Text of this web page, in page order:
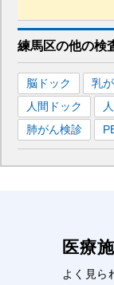
■都営大江戸線
新宿駅 上野
青山一丁目
駅
麻布十番 駅
若松河田駅
練馬区の他の検
脳ドック 乳
人間ドック
肺がん検診
医療
よく見ら